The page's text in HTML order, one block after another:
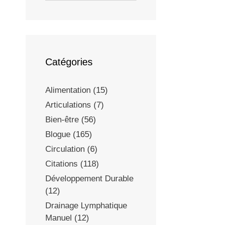
Catégories
Alimentation (15)
Articulations (7)
Bien-être (56)
Blogue (165)
Circulation (6)
Citations (118)
Développement Durable
(12)
Drainage Lymphatique
Manuel (12)